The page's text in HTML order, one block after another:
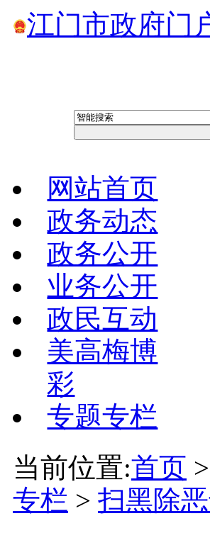
江门市政府门
网站首页
政务动态
政务公开
业务公开
政民互动
美高梅博
彩
专题专栏
当前位置:首页 >
专栏 > 扫黑除